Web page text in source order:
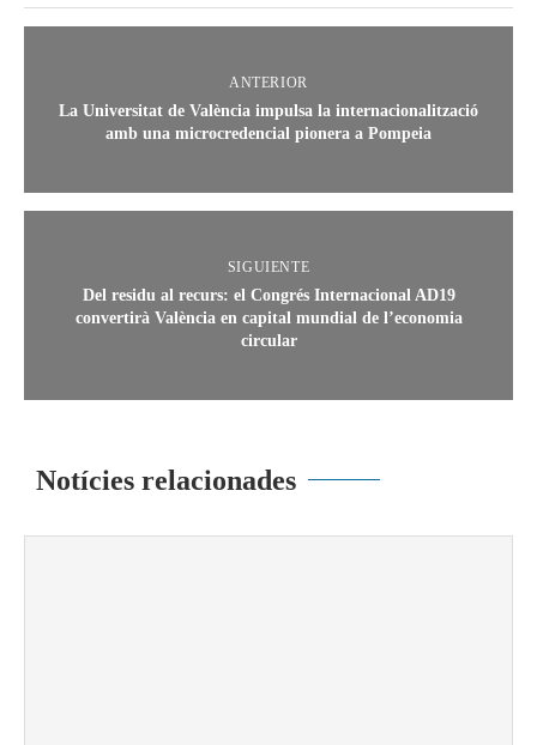
ANTERIOR
La Universitat de València impulsa la internacionalització
amb una microcredencial pionera a Pompeia
SIGUIENTE
Del residu al recurs: el Congrés Internacional AD19
convertirà València en capital mundial de l’economia
circular
Notícies relacionades